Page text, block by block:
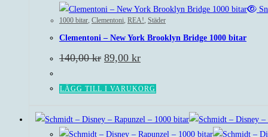
1000 bitar Clementoni REA! Städer
Clementoni – New York Brooklyn Bridge 1000 bitar
140,00kr Det
ursprungliga
var:
89,00 krDet
nuvarande
är:
LÄGG TILL I VARUKORG